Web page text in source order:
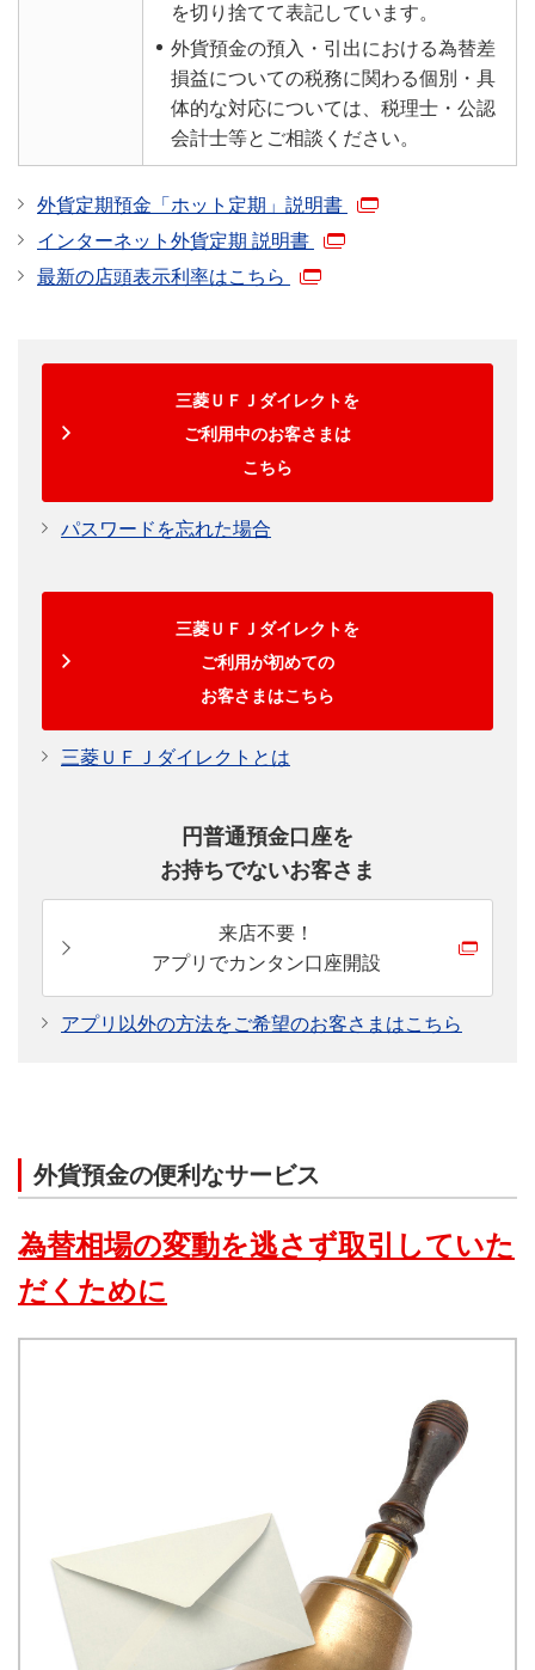
を切り捨てて表記しています。
外貨預金の預入・引出における為替差
損益についての税務に関わる個別・具
体的な対応については、税理士・公認
会計士等とご相談ください。
外貨定期預金「ホット定期」説明書
インターネット外貨定期 説明書
最新の店頭表示利率はこちら
三菱ＵＦＪダイレクトを
ご利用中のお客さまは
こちら
パスワードを忘れた場合
三菱ＵＦＪダイレクトを
ご利用が初めての
お客さまはこちら
三菱ＵＦＪダイレクトとは
円普通預金口座を
お持ちでないお客さま
来店不要！
アプリでカンタン口座開設
アプリ以外の方法をご希望のお客さまはこちら
外貨預金の便利なサービス
為替相場の変動を逃さず取引していた
だくために